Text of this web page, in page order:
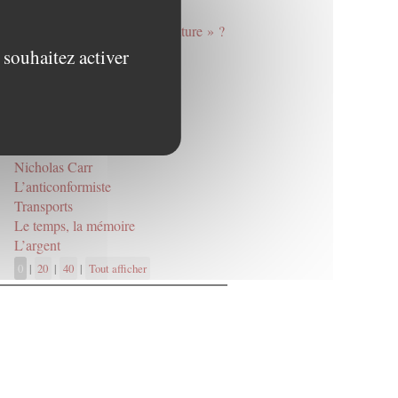
Vivre « conformément à la nature » ?
Cool
Végétalisme
Nicholas Carr
L’anticonformiste
Transports
Le temps, la mémoire
L’argent
0 | 20 | 40 | Tout afficher
activer